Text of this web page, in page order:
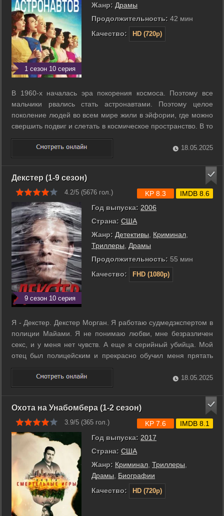
1 сезон 10 серия
Жанр: Драмы
Продолжительность: 42 мин
Качество:
HD (720p)
В 1960-х началась эра покорения космоса. Поэтому все
мальчики рвались стать астронавтами. Поэтому целое
поколение людей во всем мире жили в эйфории, где можно
свершить подвиг и слетать в космическое пространство. В то
время стать женой астронавта, была мечтой всех девушек,
так как это считалось крайне престижным, так как в ту пору,
космонавты ...
18.05.2025
Декстер (1-9 сезон)
4.2/5 (5676 гол.)
9 сезон 10 серия
Год выпуска: 2006
Страна: США
Жанр: Детективы Криминал
Триллеры
Драмы
Продолжительность: 55 мин
Качество:
FHD (1080p)
KP 8.3 IMDB 8.6
Я - Декстер. Декстер Морган. Я работаю судмедэкспертом в
полиции Майами. Я не понимаю любви, мне безразличен
секс, и у меня нет чувств. А еще я серийный убийца. Мой
отец был полицейским и прекрасно обучил меня прятать
улики. Обычным гражданам не стоит меня бояться, я
убиваю только преступников, подонков, до которых почему-
либо не смогла или не ...
18.05.2025
Охота на Унабомбера (1-2 сезон)
3.9/5 (365 гол.)
Год выпуска: 2017
Страна: США
Жанр: Криминал Триллеры
Драмы
Биографии
Качество:
HD (720p)
KP 7.6 IMDB 8.1